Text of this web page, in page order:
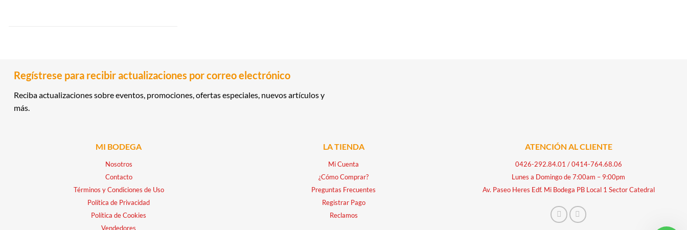
Regístrese para recibir actualizaciones por correo electrónico
Reciba actualizaciones sobre eventos, promociones, ofertas especiales, nuevos artículos y
más.
MI BODEGA
Nosotros
Contacto
Términos y Condiciones de Uso
Política de Privacidad
Política de Cookies
Vendedores
LA TIENDA
Mi Cuenta
¿Cómo Comprar?
Preguntas Frecuentes
Registrar Pago
Reclamos
ATENCIÓN AL CLIENTE
0426-292.84.01 /0414-764.68.06
Lunes a Domingo de 7:00am – 9:00pm
Av. Paseo Heres Edf. Mi Bodega PB Local 1 Sector Catedral